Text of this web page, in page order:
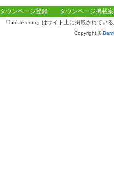
タウンページ登録 タウンページ掲載
『Linknz.com』はサイト上に掲載されてい
Copyright ©